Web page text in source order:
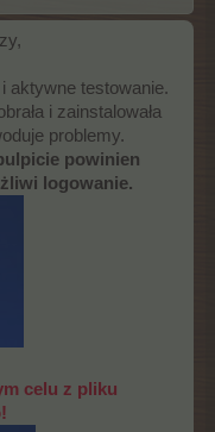
aktywne testowanie.
i zainstalowała
problemy.
powinien
logowanie.
celu z pliku